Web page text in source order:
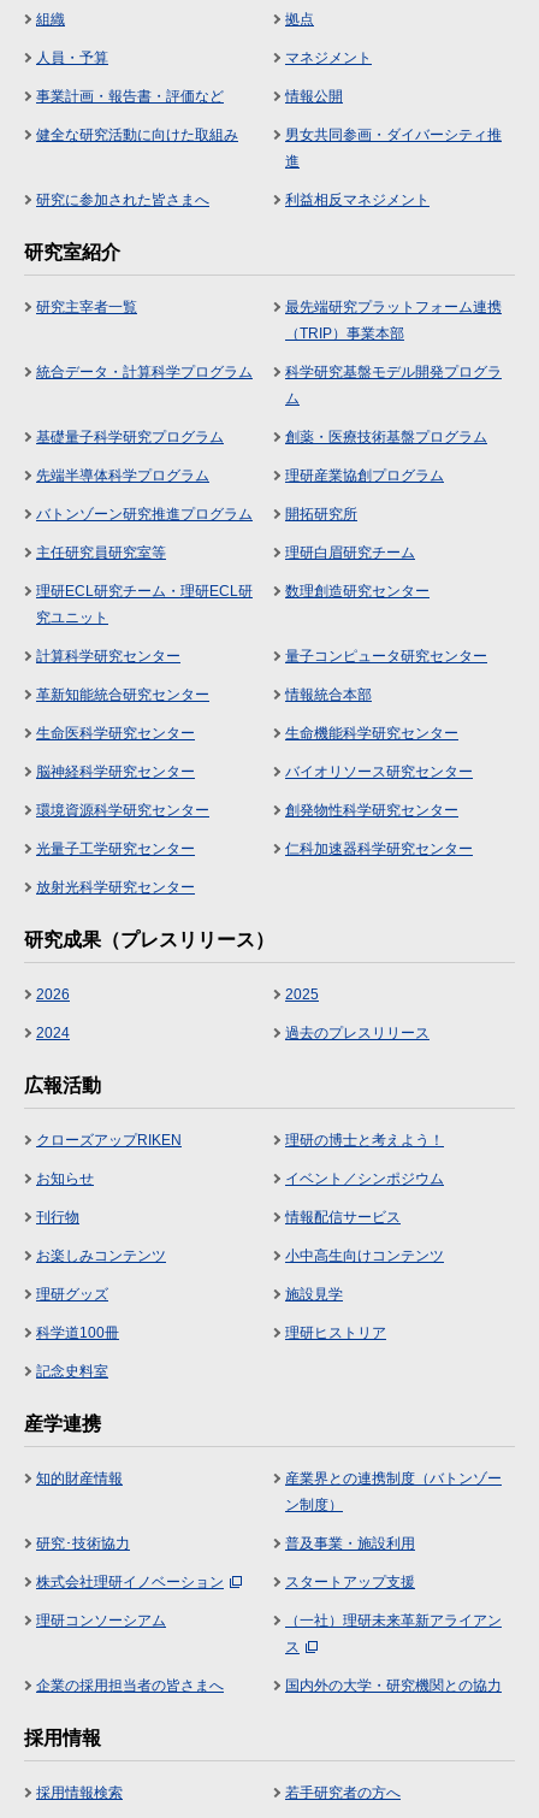
組織 拠点
人員・予算 マネジメント
事業計画・報告書・評価など 情報公開
健全な研究活動に向けた取組み
男女共同参画・ダイバーシティ推
進
研究に参加された皆さまへ 利益相反マネジメント
研究室紹介
研究主宰者一覧
最先端研究プラットフォーム連携
（TRIP）事業本部
統合データ・計算科学プログラム
科学研究基盤モデル開発プログラ
ム
基礎量子科学研究プログラム 創薬・医療技術基盤プログラム
先端半導体科学プログラム 理研産業協創プログラム
バトンゾーン研究推進プログラム 開拓研究所
主任研究員研究室等 理研白眉研究チーム
理研ECL研究チーム・理研ECL研
究ユニット
数理創造研究センター
計算科学研究センター 量子コンピュータ研究センター
革新知能統合研究センター 情報統合本部
生命医科学研究センター 生命機能科学研究センター
脳神経科学研究センター バイオリソース研究センター
環境資源科学研究センター 創発物性科学研究センター
光量子工学研究センター 仁科加速器科学研究センター
放射光科学研究センター
研究成果（プレスリリース）
2026 2025
2024 過去のプレスリリース
広報活動
クローズアップRIKEN 理研の博士と考えよう！
お知らせ イベント／シンポジウム
刊行物 情報配信サービス
お楽しみコンテンツ 小中高生向けコンテンツ
理研グッズ 施設見学
科学道100冊 理研ヒストリア
記念史料室
産学連携
知的財産情報
産業界との連携制度（バトンゾー
ン制度）
研究･技術協力 普及事業・施設利用
株式会社理研イノベーション スタートアップ支援
理研コンソーシアム
（一社）理研未来革新アライアン
ス
企業の採用担当者の皆さまへ 国内外の大学・研究機関との協力
採用情報
採用情報検索 若手研究者の方へ